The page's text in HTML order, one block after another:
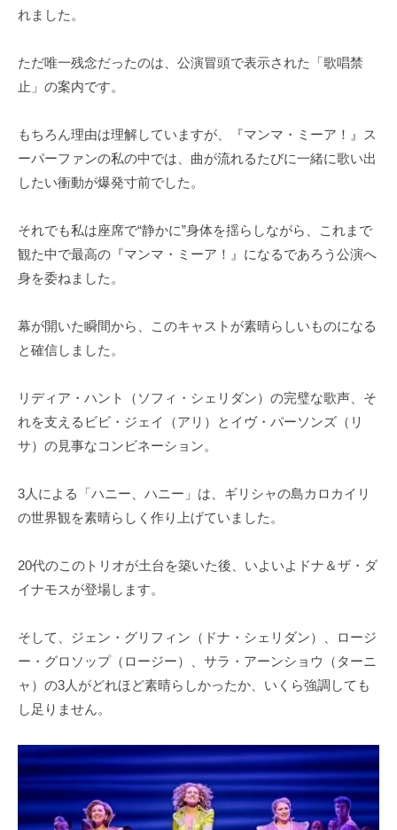
れました。
ただ唯一残念だったのは、公演冒頭で表示された「歌唱禁
止」の案内です。
もちろん理由は理解していますが、『マンマ・ミーア！』ス
ーパーファンの私の中では、曲が流れるたびに一緒に歌い出
したい衝動が爆発寸前でした。
それでも私は座席で“静かに”身体を揺らしながら、これまで
観た中で最高の『マンマ・ミーア！』になるであろう公演へ
身を委ねました。
幕が開いた瞬間から、このキャストが素晴らしいものになる
と確信しました。
リディア・ハント（ソフィ・シェリダン）の完璧な歌声、そ
れを支えるビビ・ジェイ（アリ）とイヴ・パーソンズ（リ
サ）の見事なコンビネーション。
3人による「ハニー、ハニー」は、ギリシャの島カロカイリ
の世界観を素晴らしく作り上げていました。
20代のこのトリオが土台を築いた後、いよいよドナ＆ザ・ダ
イナモスが登場します。
そして、ジェン・グリフィン（ドナ・シェリダン）、ロージ
ー・グロソップ（ロージー）、サラ・アーンショウ（ターニ
ャ）の3人がどれほど素晴らしかったか、いくら強調しても
し足りません。